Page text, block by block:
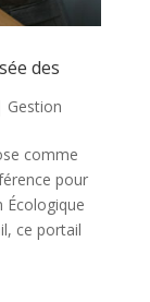
des
Gestion
comme
pour
Écologique
ce portail